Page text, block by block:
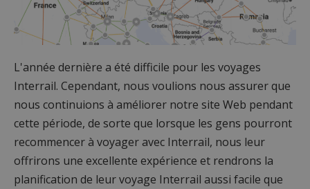
L'année dernière a été difficile pour les voyages
Interrail. Cependant, nous voulions nous assurer que
nous continuions à améliorer notre site Web pendant
cette période, de sorte que lorsque les gens pourront
recommencer à voyager avec Interrail, nous leur
offrirons une excellente expérience et rendrons la
planification de leur voyage Interrail aussi facile que